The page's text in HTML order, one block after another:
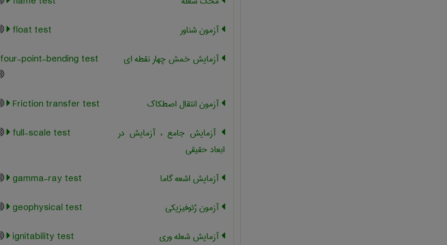
آزمون شناور
float test
آزمایش خمش چهار نقطه ای
four-point-bending test
آزمون انتقال اصطکاک
Friction transfer test
آزمایش جامع ، آزمایش در
ابعاد حقیقی
full-scale test
آزمایش اشعه گاما
gamma-ray test
آزمون ژئوفیزیکی
geophysical test
آزمایش شعله وری
ignitability test